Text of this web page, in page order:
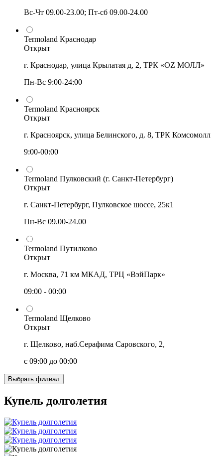
Вс-Чт 09.00-23.00; Пт-сб 09.00-24.00
Termoland Краснодар
Открыт
г. Краснодар, улица Крылатая д, 2, ТРК «OZ МОЛЛ»
Пн-Вс 9:00-24:00
Termoland Красноярск
Открыт
г. Красноярск, улица Белинского, д. 8, ТРК Комсомолл
9:00-00:00
Termoland Пулковский (г. Санкт-Петербург)
Открыт
г. Санкт-Петербург, Пулковское шоссе, 25к1
Пн-Вс 09.00-24.00
Termoland Путилково
Открыт
г. Москва, 71 км МКАД, ТРЦ «ВэйПарк»
09:00 - 00:00
Termoland Щелково
Открыт
г. Щелково, наб.Серафима Саровского, 2,
с 09:00 до 00:00
Выбрать филиал
Купель долголетия